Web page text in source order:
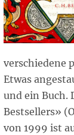
verschiedene
Etwas
und ein Buch.
Bestsellers»
von 1999 ist